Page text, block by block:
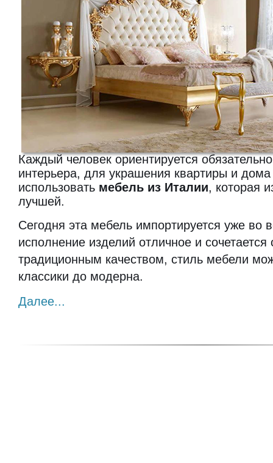
Каждый человек ориентируется
интерьера, для украшения квартиры и
использовать мебель из Италии, которая
лучшей.
Сегодня эта мебель импортируется уже во
исполнение изделий отличное и сочетается
традиционным качеством, стиль мебели
классики до модерна.
Далее...